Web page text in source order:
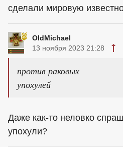
сделали мировую
OldMichael
13 ноября 2023 21:28
против раковых
упохулей
Даже как-то неловко
упохули?